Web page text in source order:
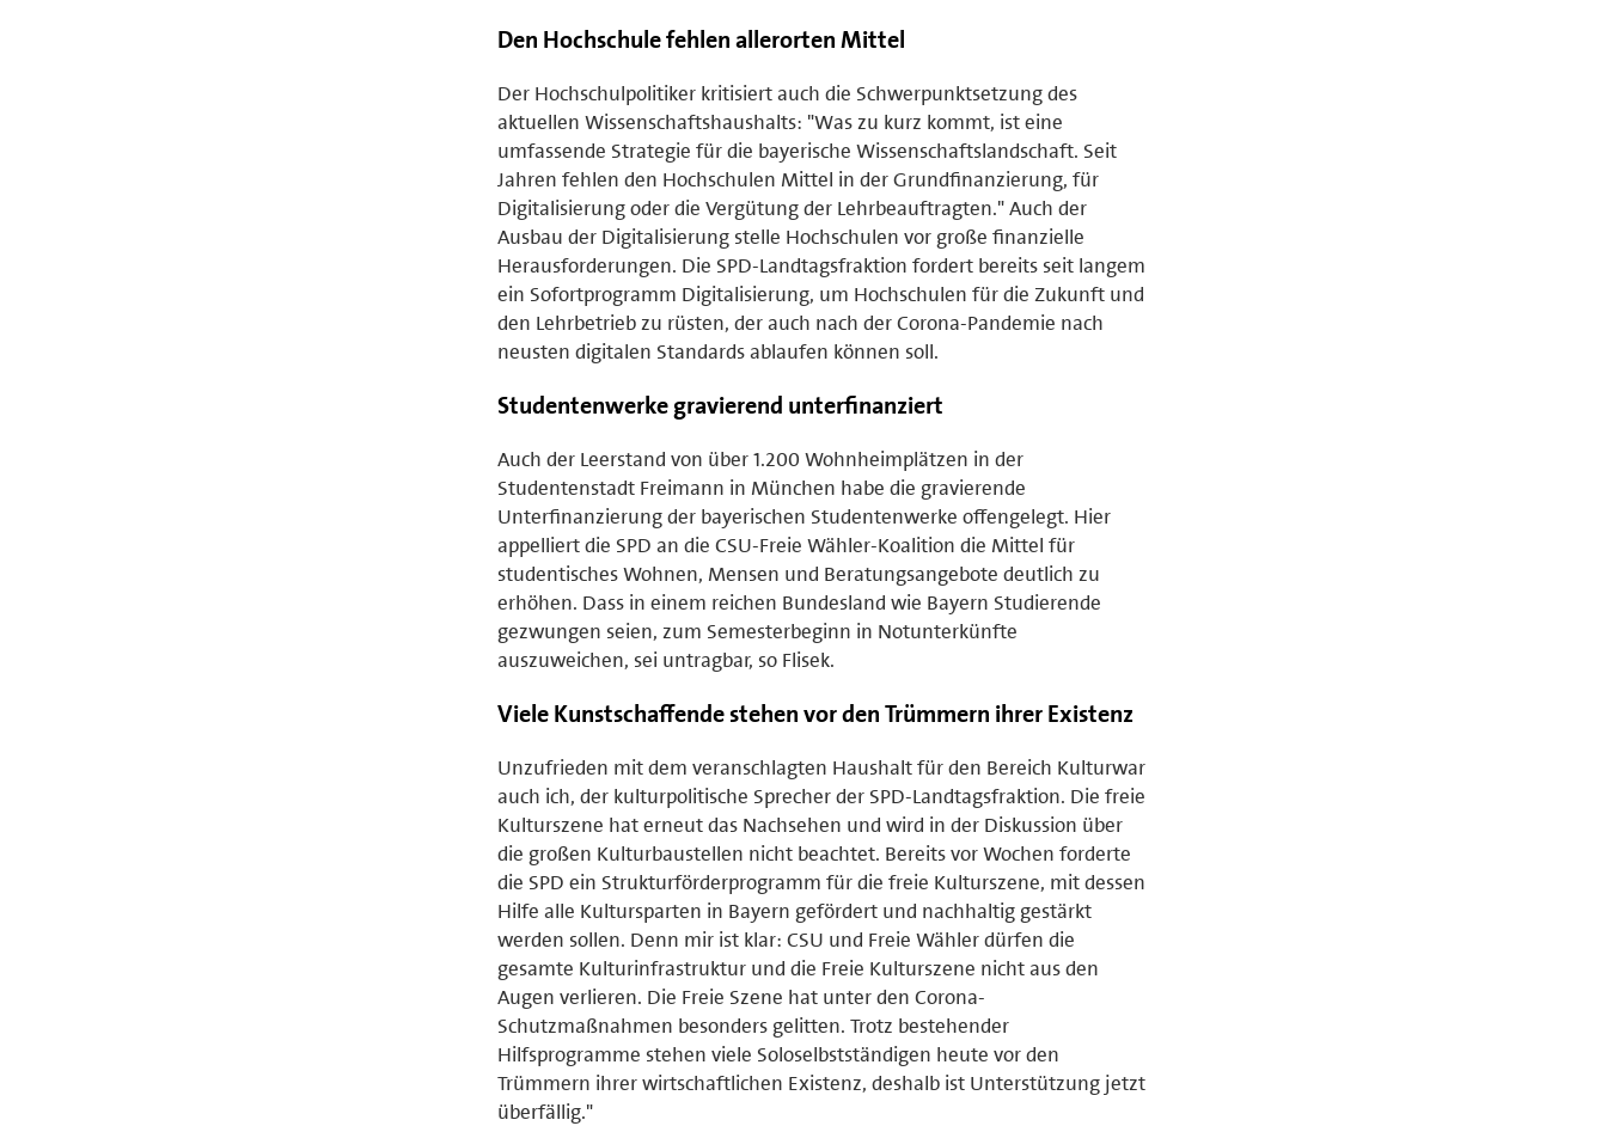
Den Hochschule fehlen allerorten Mittel
Der Hochschulpolitiker kritisiert auch die Schwerpunktsetzung des
aktuellen Wissenschaftshaushalts: "Was zu kurz kommt, ist eine
umfassende Strategie für die bayerische Wissenschaftslandschaft. Seit
Jahren fehlen den Hochschulen Mittel in der Grundfinanzierung, für
Digitalisierung oder die Vergütung der Lehrbeauftragten." Auch der
Ausbau der Digitalisierung stelle Hochschulen vor große finanzielle
Herausforderungen. Die SPD-Landtagsfraktion fordert bereits seit langem
ein Sofortprogramm Digitalisierung, um Hochschulen für die Zukunft und
den Lehrbetrieb zu rüsten, der auch nach der Corona-Pandemie nach
neusten digitalen Standards ablaufen können soll.
Studentenwerke gravierend unterfinanziert
Auch der Leerstand von über 1.200 Wohnheimplätzen in der
Studentenstadt Freimann in München habe die gravierende
Unterfinanzierung der bayerischen Studentenwerke offengelegt. Hier
appelliert die SPD an die CSU-Freie Wähler-Koalition die Mittel für
studentisches Wohnen, Mensen und Beratungsangebote deutlich zu
erhöhen. Dass in einem reichen Bundesland wie Bayern Studierende
gezwungen seien, zum Semesterbeginn in Notunterkünfte
auszuweichen, sei untragbar, so Flisek.
Viele Kunstschaffende stehen vor den Trümmern ihrer Existenz
Unzufrieden mit dem veranschlagten Haushalt für den Bereich Kulturwar
auch ich, der kulturpolitische Sprecher der SPD-Landtagsfraktion. Die freie
Kulturszene hat erneut das Nachsehen und wird in der Diskussion über
die großen Kulturbaustellen nicht beachtet. Bereits vor Wochen forderte
die SPD ein Strukturförderprogramm für die freie Kulturszene, mit dessen
Hilfe alle Kultursparten in Bayern gefördert und nachhaltig gestärkt
werden sollen. Denn mir ist klar: CSU und Freie Wähler dürfen die
gesamte Kulturinfrastruktur und die Freie Kulturszene nicht aus den
Augen verlieren. Die Freie Szene hat unter den Corona-
Schutzmaßnahmen besonders gelitten. Trotz bestehender
Hilfsprogramme stehen viele Soloselbstständigen heute vor den
Trümmern ihrer wirtschaftlichen Existenz, deshalb ist Unterstützung jetzt
überfällig."